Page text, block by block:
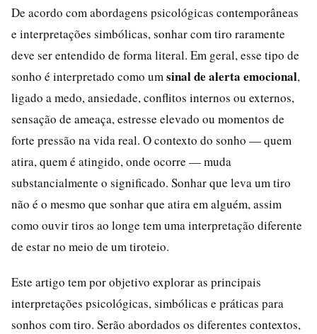
De acordo com abordagens psicológicas contemporâneas
e interpretações simbólicas, sonhar com tiro raramente
deve ser entendido de forma literal. Em geral, esse tipo de
sonho é interpretado como um sinal de alerta emocional,
ligado a medo, ansiedade, conflitos internos ou externos,
sensação de ameaça, estresse elevado ou momentos de
forte pressão na vida real. O contexto do sonho — quem
atira, quem é atingido, onde ocorre — muda
substancialmente o significado. Sonhar que leva um tiro
não é o mesmo que sonhar que atira em alguém, assim
como ouvir tiros ao longe tem uma interpretação diferente
de estar no meio de um tiroteio.
Este artigo tem por objetivo explorar as principais
interpretações psicológicas, simbólicas e práticas para
sonhos com tiro. Serão abordados os diferentes contextos,